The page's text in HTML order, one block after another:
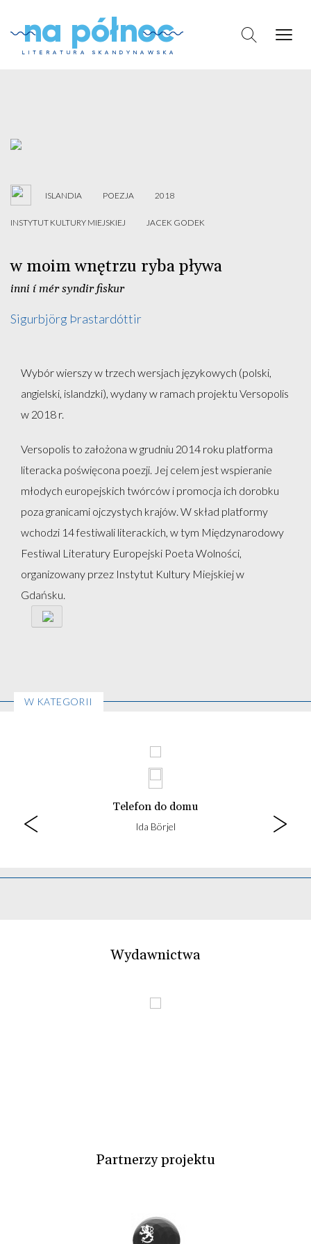
na północ
LITERATURA SKANDYNAWSKA
ISLANDIA POEZJA 2018
INSTYTUT KULTURY MIEJSKIEJ JACEK GODEK
w moim wnętrzu ryba pływa
inni í mér syndir fiskur
Sigurbjörg Þrastardóttir
Wybór wierszy w trzech wersjach językowych (polski,
angielski, islandzki), wydany w ramach projektu Versopolis
w 2018 r.
Versopolis to założona w grudniu 2014 roku platforma
literacka poświęcona poezji. Jej celem jest wspieranie
młodych europejskich twórców i promocja ich dorobku
poza granicami ojczystych krajów. W skład platformy
wchodzi 14 festiwali literackich, w tym Międzynarodowy
Festiwal Literatury Europejski Poeta Wolności,
organizowany przez Instytut Kultury Miejskiej w
Gdańsku.
W KATEGORII
Telefon do domu
Ida Börjel
Wydawnictwa
Partnerzy projektu